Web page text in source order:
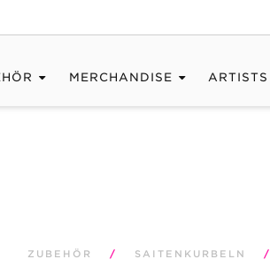
MERCHANDISE ARTISTS
ZUBEHÖR / SAITENKURBELN /